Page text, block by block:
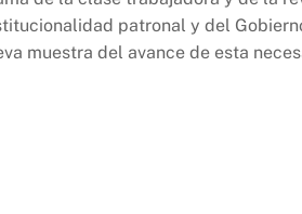
patronal y del
muestra del avance de esta